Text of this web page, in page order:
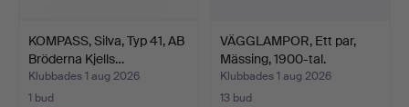
KOMPASS, Silva, Typ 41, AB
Bröderna Kjells…
Klubbades 1 aug 2026
1 bud
VÄGGLAMPOR, Ett par,
Mässing, 1900-tal.
Klubbades 1 aug 2026
13 bud